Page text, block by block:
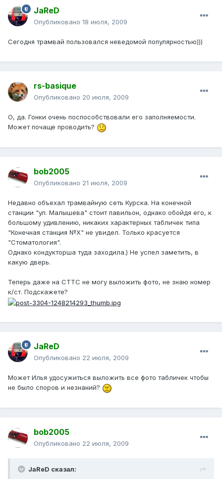
JaReD
Опубликовано 18 июля, 2009
Сегодня трамвай пользовался неведомой популярностью)))
rs-basique
Опубликовано 20 июля, 2009
О, да. Гонки очень поспособствовали его заполняемости.
Может почаще проводить?
bob2005
Опубликовано 21 июля, 2009
Недавно объехал трамвайную сеть Курска. На конечной
станции "ул. Малышева" стоит павильон, однако обойдя его, к
большому удивлению, никаких характерных табличек типа
"Конечная станция №Х" не увидел. Только красуется
"Стоматология".
Однако кондукторша туда заходила.) Не успел заметить, в
какую дверь.
Теперь даже на СТТС не могу выложить фото, не знаю номер
к/ст. Подскажете?
JaReD
Опубликовано 22 июля, 2009
Может Илья удосужиться выложить все фото табличек чтобы
не было споров и незнаний?
bob2005
Опубликовано 22 июля, 2009
JaReD сказал: